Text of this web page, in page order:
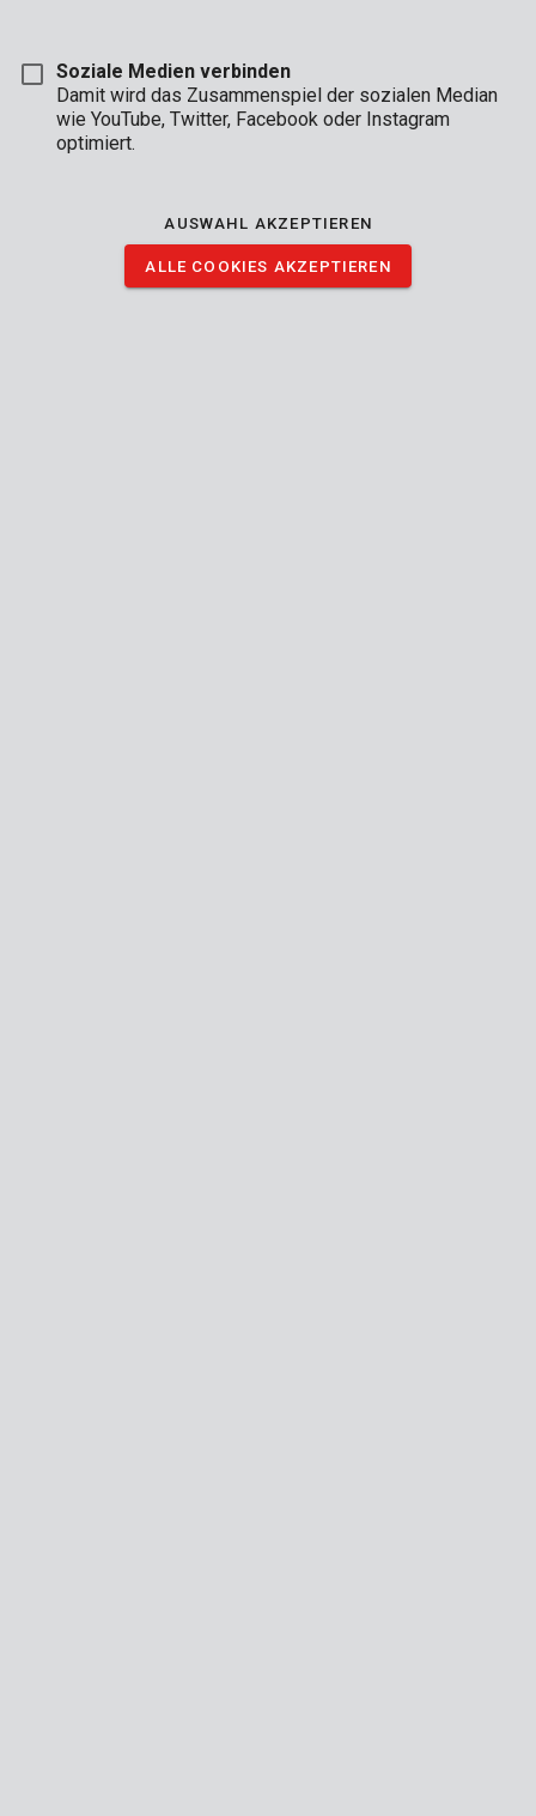
KRTS10001
Staubmask 10 St.
Soziale Medien verbinden
Damit wird das Zusammenspiel der sozialen Median
wie YouTube, Twitter, Facebook oder Instagram
optimiert.
AUSWAHL AKZEPTIEREN
ALLE COOKIES AKZEPTIEREN